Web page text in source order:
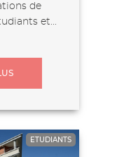
de
et...
ETUDIANTS